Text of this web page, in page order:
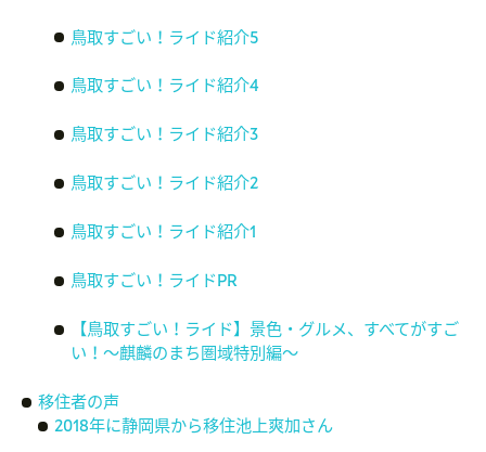
鳥取すごい！ライド紹介5
鳥取すごい！ライド紹介4
鳥取すごい！ライド紹介3
鳥取すごい！ライド紹介2
鳥取すごい！ライド紹介1
鳥取すごい！ライドPR
【鳥取すごい！ライド】景色・グルメ、すべてがすご
い！～麒麟のまち圏域特別編～
移住者の声
2018年に静岡県から移住池上爽加さん